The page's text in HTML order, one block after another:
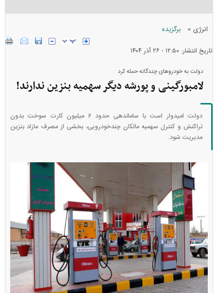
انرژی » برگزیده
تاریخ انتشار: ۱۲:۵۰ - ۲۶ آذر ۱۴۰۴
دولت به خودرو‌های چندگانه حمله کرد
لامبورگینی و پورشه دیگر سهمیه بنزین ندارند!
دولت امیدوار است با ساماندهی حدود ۶ میلیون کارت سوخت بدون
تراکنش و کنترل سهمیه مالکان چندخودرویی، بخشی از مصرف مازاد بنزین
مدیریت شود.